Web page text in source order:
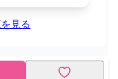
見る